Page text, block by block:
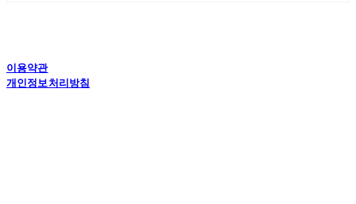
이용약관
개인정보처리방침